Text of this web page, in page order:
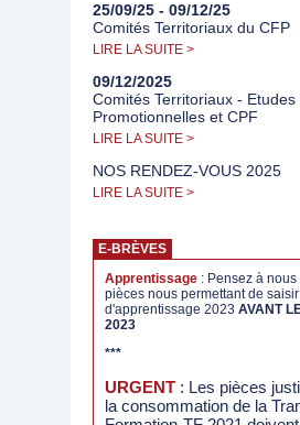
25/09/25 - 09/12/25
Comités Territoriaux du CFP
LIRE LA SUITE >
09/12/2025
Comités Territoriaux - Etudes
Promotionnelles et CPF
LIRE LA SUITE >
NOS RENDEZ-VOUS 2025
LIRE LA SUITE >
E-BRÈVES
Apprentissage : Pensez à
pièces nous permettant de
d'apprentissage 2023 AVANT
2023
***
URGENT : Les pièces
la consommation de la